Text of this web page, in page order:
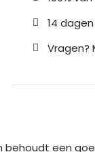
14
Vragen?
behoudt een